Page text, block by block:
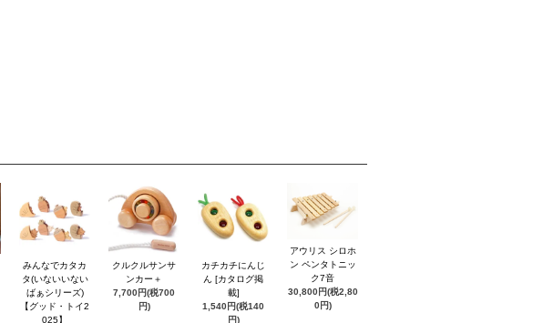
みんなでカタカ
タ(いないいない
ばぁシリーズ)
【グッド・トイ2
025】
クルクルサンサ
ンカー＋
7,700円(税700
円)
カチカチにんじ
ん [カタログ掲
載]
1,540円(税140
円)
アウリス シロホ
ン ペンタトニッ
ク7音
30,800円(税2,80
0円)